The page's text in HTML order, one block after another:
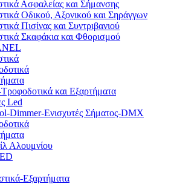
Ασφαλείας και Σήμανσης
Οδικού, Αξονικού και Σηράγγων
Πισίνας και Συντριβανιού
Σκαφάκια και Φθορισμού
Τροφοδοτικά και Εξαρτήματα
Led
Dimmer-Ενισχυτές Σήματος-DMX
Αλουμνίου
Εξαρτήματα